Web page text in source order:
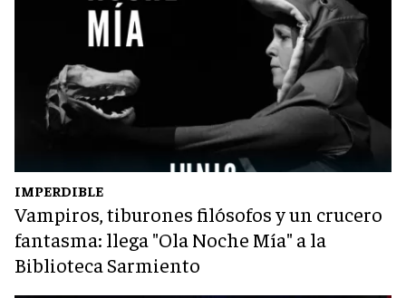
IMPERDIBLE
Vampiros, tiburones filósofos y un crucero
fantasma: llega "Ola Noche Mía" a la
Biblioteca Sarmiento